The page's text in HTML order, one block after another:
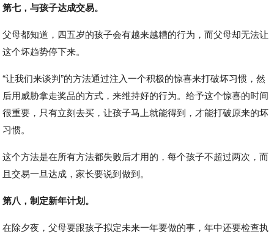
第七，与孩子达成交易。
父母都知道，四五岁的孩子会有越来越糟的行为，而父母却无法让
这个坏趋势停下来。
“让我们来谈判”的方法通过注入一个积极的惊喜来打破坏习惯，然
后用威胁拿走奖品的方式，来维持好的行为。给予这个惊喜的时间
很重要，只有立刻去买，让孩子马上就能得到，才能打破原来的坏
习惯。
这个方法是在所有方法都失败后才用的，每个孩子不超过两次，而
且交易一旦达成，家长要说到做到。
第八，制定新年计划。
在除夕夜，父母要跟孩子拟定未来一年要做的事，年中还要检查执